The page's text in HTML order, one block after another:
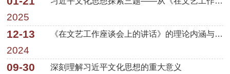
2025
12-13
2024
《在文艺工作座谈会上的讲话》的理论内涵与时代价值
09-30 深刻理解习近平文化思想的重大意义